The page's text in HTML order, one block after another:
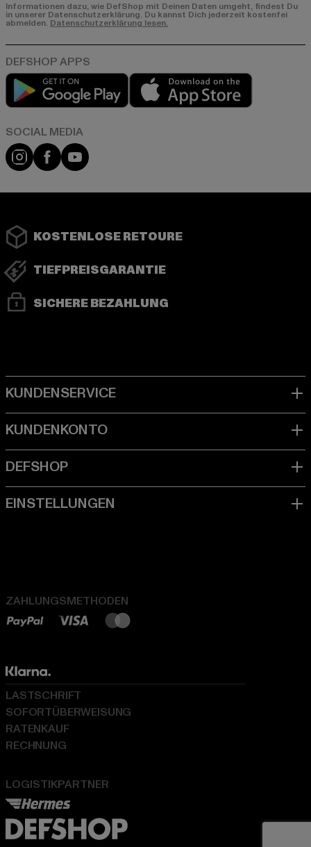
Informationen dazu, wie DefShop mit Deinen Daten umgeht, findest Du
in unserer Datenschutzerklärung. Du kannst Dich jederzeit kostenfei
abmelden. Datenschutzerklärung lesen.
Play market
Instagram
FacebookYouTube
KOSTENLOSE RETOURE
TIEFPREISGARANTIE
SICHERE BEZAHLUNG
ZAHLUNGSMETHODEN
LOGISTIKPARTNER
LASTSCHRIFT
SOFORTÜBERWEISUNG
RATENKAUF
RECHNUNG